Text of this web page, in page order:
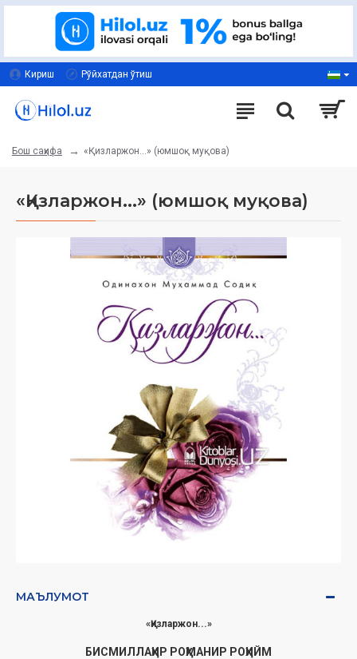
Кириш Рўйхатдан ўтиш
Бош саҳифа «Қизларжон...» (юмшоқ муқова)
«Қизларжон...» (юмшоқ муқова)
МАЪЛУМОТ
«Қизларжон...»
БИСМИЛЛАҲИР РОҲМАНИР РОҲИЙМ